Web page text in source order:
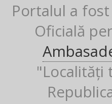
Portalul a
Oficială
"Localități